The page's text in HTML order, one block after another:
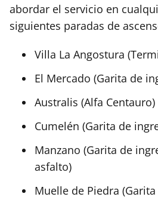
abordar el servicio en
siguientes paradas de
Villa La Angostura
El Mercado (Garita de
Australis (Alfa Centauro)
Cumelén (Garita de
Manzano (Garita de
asfalto)
Muelle de Piedra